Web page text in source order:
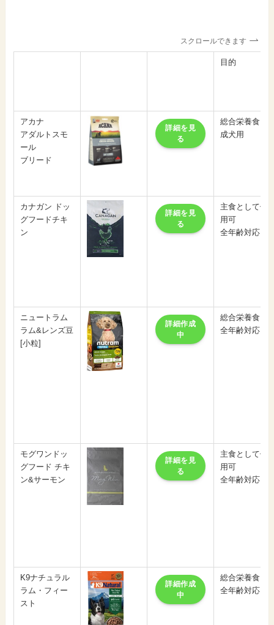
スクロールできます
目的
アカナ
アダルトスモ
ール
ブリード
詳細を見
る
総合栄養食
成犬用
カナガン ドッ
グフードチキ
ン
詳細を見
る
主食として使
用可
全年齢対応
ニュートラム
ラム&レンズ豆
[小粒]
詳細作成
中
総合栄養食
全年齢対応
モグワンドッ
グフード チキ
ン&サーモン
詳細を見
る
主食として使
用可
全年齢対応
K9ナチュラル
ラム・フィー
スト
詳細作成
中
総合栄養食
全年齢対応